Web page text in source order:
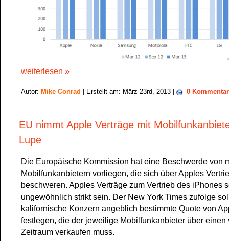
weiterlesen »
Autor: Mike Conrad | Erstellt am: März 23rd, 2013 | 0
EU nimmt Apple Verträge mit
Lupe
Die Europäische Kommission hat eine Beschwerde von
Mobilfunkanbietern vorliegen, die sich über Apples
beschweren. Apples Verträge zum Vertrieb des iPhones
ungewöhnlich strikt sein. Der New York Times zufolge
kalifornische Konzern angeblich bestimmte Quote von
festlegen, die der jeweilige Mobilfunkanbieter über einen
Zeitraum verkaufen muss.